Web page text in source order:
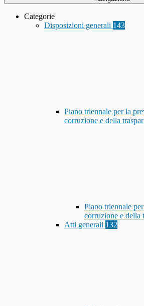
Categorie
Disposizioni generali 143
Piano triennale per la
corruzione e della
Piano triennale
corruzione e della
Atti generali 132